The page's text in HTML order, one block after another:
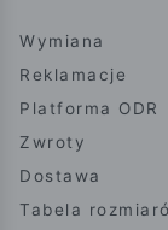
Wymiana
Reklamacje
Platforma ODR
Zwroty
Dostawa
Tabela